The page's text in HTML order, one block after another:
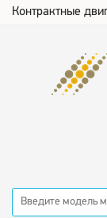
Контрактные